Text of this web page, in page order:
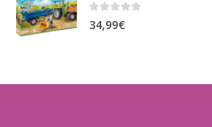
0 out of 5
34,99€